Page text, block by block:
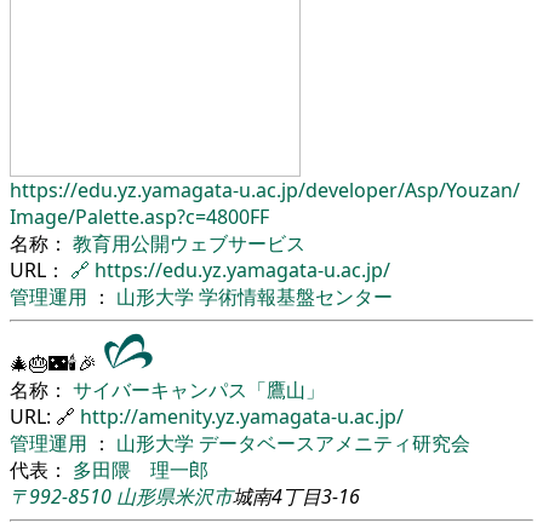
https://edu.yz.yamagata-u.ac.jp/developer/Asp/Youzan/
Image/Palette.asp?c=4800FF
名称： 教育用公開ウェブサービス
URL： 🔗 https://edu.yz.yamagata-u.ac.jp/
管理運用 ： 山形大学 学術情報基盤センター
🎄🎂🌃🕯🎉
名称： サイバーキャンパス「鷹山」
URL: 🔗 http://amenity.yz.yamagata-u.ac.jp/
管理運用 ： 山形大学 データベースアメニティ研究会
代表： 多田隈 理一郎
〒992-8510 山形県米沢市城南4丁目3-16